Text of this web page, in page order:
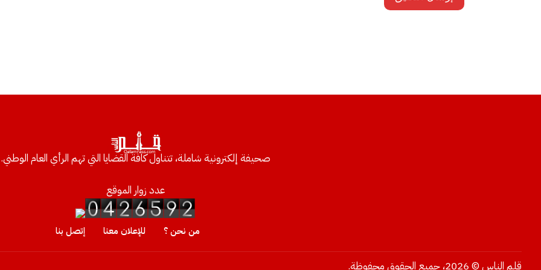
صحيفة إلكترونية شاملة، تتناول كافة القضايا التي تهم الرأي العام الوطني.
عدد زوار الموقع
من نحن ؟ للإعلان معنا إتصل بنا
قلم الناس © 2026، جميع الحقوق محفوظة.